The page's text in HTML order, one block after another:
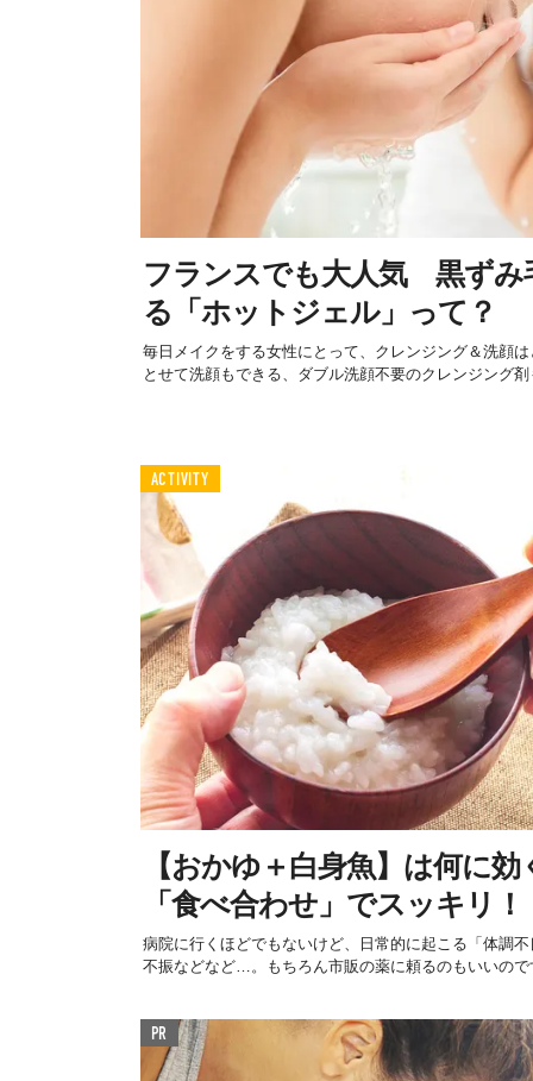
フランスでも大人気 黒ずみ
る「ホットジェル」って？
毎日メイクをする女性にとって、クレンジング＆洗顔
とせて洗顔もできる、ダブル洗顔不要のクレンジング
ACTIVITY
【おかゆ＋白身魚】は何に
「食べ合わせ」でスッキリ！
病院に行くほどでもないけど、日常的に起こる「体調
不振などなど…。もちろん市販の薬に頼るのもいいの
PR